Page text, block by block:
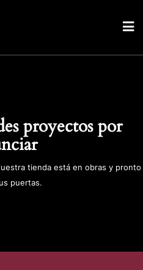
proyectos por
tienda está en obras y pronto
puertas.